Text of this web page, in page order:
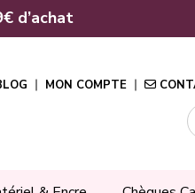
d’achat
MON COMPTE